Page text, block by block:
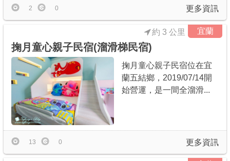
更多資訊
2 0
宜蘭
掬月童心親子民宿(溜滑梯民宿)
約 3 公里
掬月童心親子民宿位在宜
蘭五結鄉，2019/07/14開
始營運，是一間全溜滑...
更多資訊
13 0